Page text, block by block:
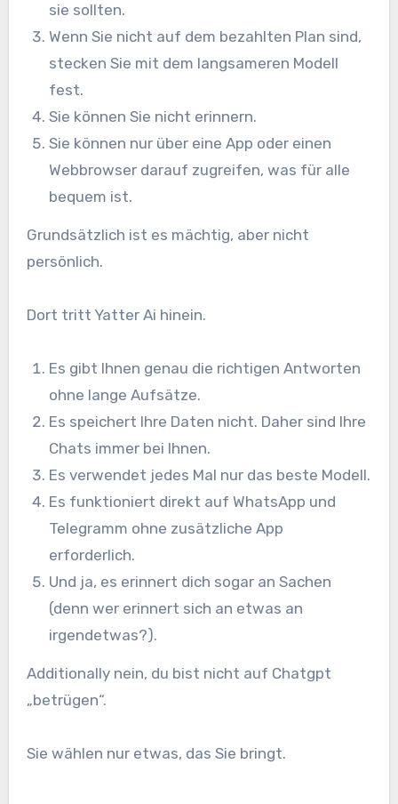
sie sollten.
Wenn Sie nicht auf dem bezahlten Plan sind,
stecken Sie mit dem langsameren Modell
fest.
Sie können Sie nicht erinnern.
Sie können nur über eine App oder einen
Webbrowser darauf zugreifen, was für alle
bequem ist.
Grundsätzlich ist es mächtig, aber nicht
persönlich.
Dort tritt Yatter Ai hinein.
Es gibt Ihnen genau die richtigen Antworten
ohne lange Aufsätze.
Es speichert Ihre Daten nicht. Daher sind Ihre
Chats immer bei Ihnen.
Es verwendet jedes Mal nur das beste Modell.
Es funktioniert direkt auf WhatsApp und
Telegramm ohne zusätzliche App
erforderlich.
Und ja, es erinnert dich sogar an Sachen
(denn wer erinnert sich an etwas an
irgendetwas?).
Additionally nein, du bist nicht auf Chatgpt
„betrügen“.
Sie wählen nur etwas, das Sie bringt.